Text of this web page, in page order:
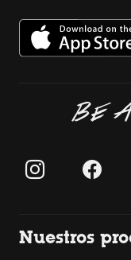
BE
Nuestros